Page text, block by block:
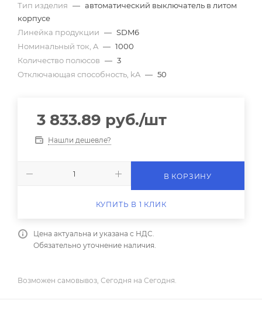
Тип изделия — автоматический выключатель в литом
корпусе
Линейка продукции — SDM6
Номинальный ток, A — 1000
Количество полюсов — 3
Отключающая способность, kA — 50
3 833.89 руб./шт
Нашли дешевле?
В КОРЗИНУ
КУПИТЬ В 1 КЛИК
Цена актуальна и указана с НДС.
Обязательно уточнение наличия.
Возможен самовывоз, Сегодня на Сегодня.